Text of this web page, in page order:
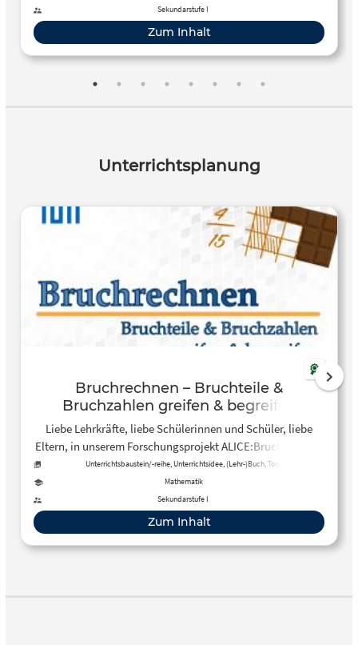
Sekundarstufe I
Zum Inhalt
Unterrichtsplanung
Bruchrechnen – Bruchteile &
Bruchzahlen greifen & begreifen
Liebe Lehrkräfte, liebe Schülerinnen und Schüler, liebe
Eltern, in unserem Forschungsprojekt ALICE:Bruchrechnen
haben wir den Einfluss von Tablet-PCs im
Mathematikunterricht der sechsten Jahrgangsstufe
untersucht. Dabei sind zwei unterschiedliche Lehrbücher
entstanden: Eine digitale und interaktive Version für den
Einsatz auf iPads und ein klassisches Arbeitsbuch in
Papierform mit vielen Bildern und kurzen Texten. In beiden
Unterrichtsbaustein/-reihe, Unterrichtsidee, (Lehr-)Buch, Tool
Mathematik
Sekundarstufe I
Zum Inhalt